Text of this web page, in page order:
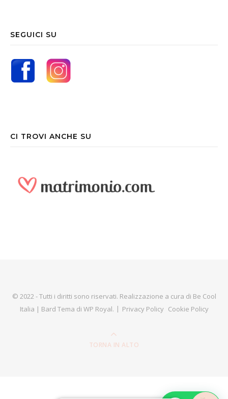
SEGUICI SU
CI TROVI ANCHE SU
© 2022 - Tutti i diritti sono riservati. Realizzazione a cura di Be Cool
Italia | Bard Tema di WP Royal. Privacy Policy Cookie Policy
TORNA IN ALTO